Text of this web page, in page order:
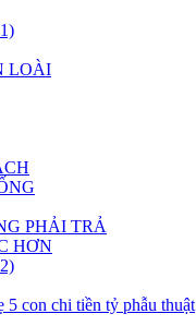
LOÀI
PHẢI TRẢ
HƠN
5 con chi tiền tỷ phẫu thuật